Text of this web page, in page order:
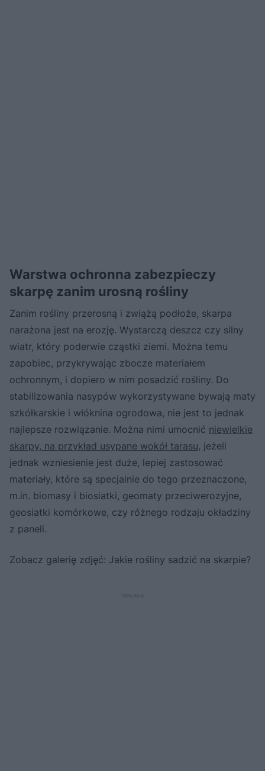
Warstwa ochronna zabezpieczy
skarpę zanim urosną rośliny
Zanim rośliny przerosną i zwiążą podłoże, skarpa
narażona jest na erozję. Wystarczą deszcz czy silny
wiatr, który poderwie cząstki ziemi. Można temu
zapobiec, przykrywając zbocze materiałem
ochronnym, i dopiero w nim posadzić rośliny. Do
stabilizowania nasypów wykorzystywane bywają maty
szkółkarskie i włóknina ogrodowa, nie jest to jednak
najlepsze rozwiązanie. Można nimi umocnić niewielkie
skarpy, na przykład usypane wokół tarasu, jeżeli
jednak wzniesienie jest duże, lepiej zastosować
materiały, które są specjalnie do tego przeznaczone,
m.in. biomasy i biosiatki, geomaty przeciwerozyjne,
geosiatki komórkowe, czy różnego rodzaju okładziny
z paneli.
Zobacz galerię zdjęć: Jakie rośliny sadzić na skarpie?